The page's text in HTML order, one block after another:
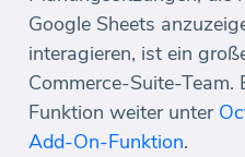
Google Sheets
interagieren, ist ein
Commerce-Suite-Team.
Funktion weiter unter
Add-On-Funktion.